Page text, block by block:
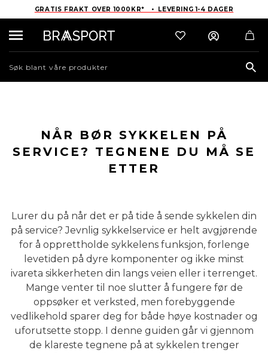
GRATIS FRAKT OVER 1000KR* • LEVERING 1-4 DAGER
NÅR BØR SYKKELEN PÅ
SERVICE? TEGNENE DU MÅ SE
ETTER
Lurer du på når det er på tide å sende sykkelen din
på service? Jevnlig sykkelservice er helt avgjørende
for å opprettholde sykkelens funksjon, forlenge
levetiden på dyre komponenter og ikke minst
ivareta sikkerheten din langs veien eller i terrenget.
Mange venter til noe slutter å fungere før de
oppsøker et verksted, men forebyggende
vedlikehold sparer deg for både høye kostnader og
uforutsette stopp. I denne guiden går vi gjennom
de klareste tegnene på at sykkelen trenger